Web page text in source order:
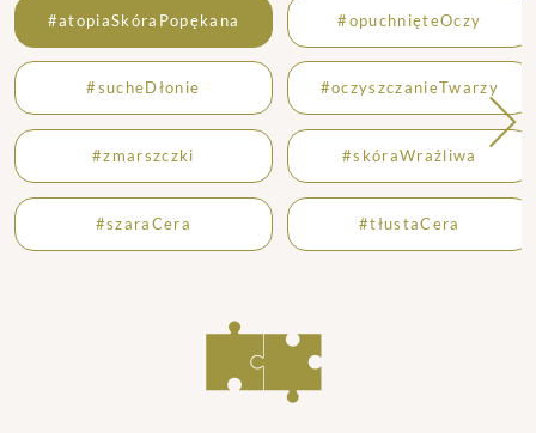
#atopiaSkóraPopękana #opuchnięteOczy
#sucheDłonie #oczyszczanieTwarzy
#zmarszczki #skóraWrażliwa
#szaraCera #tłustaCera